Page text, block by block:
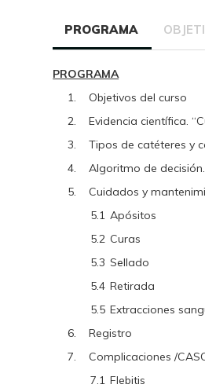
PROGRAMA
PROGRAMA
1.
Objetivos del curso
2.
Evidencia científica.
3.
Tipos de catéteres y
4.
Algoritmo de
5.
Cuidados y
5.1 Apósitos
5.2 Curas
5.3 Sellado
5.4 Retirada
5.5 Extracciones
6.
Registro
7.
Complicaciones /
7.1 Flebitis